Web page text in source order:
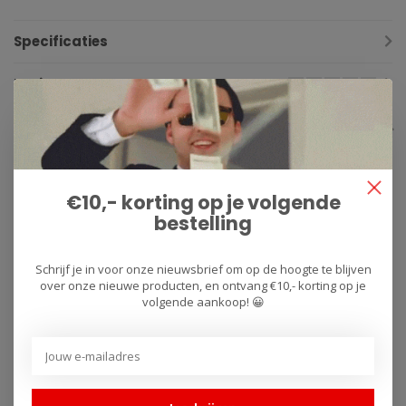
Specificaties
Reviews
Gerelateerde producten
R version verstelbare
€10,- korting op je volgende
bestelling
Schrijf je in voor onze nieuwsbrief om op de hoogte te blijven
over onze nieuwe producten, en ontvang €10,- korting op je
volgende aankoop! 😀